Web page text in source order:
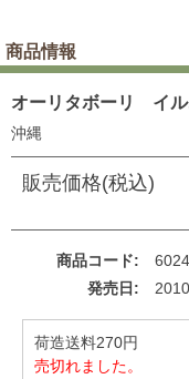
商品情報
オーリタボーリ イ
沖縄
販売価格(税込)
商品コード
発売日
荷造送料270円
売切れました。